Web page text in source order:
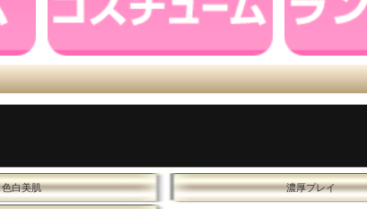
色白美肌 濃厚プレイ